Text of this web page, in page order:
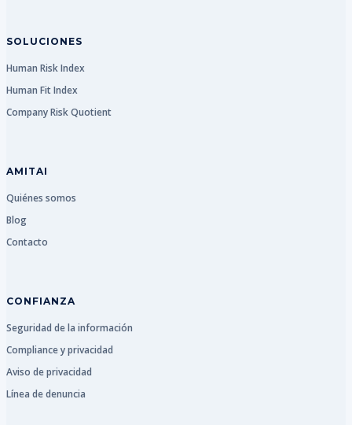
SOLUCIONES
Human Risk Index
Human Fit Index
Company Risk Quotient
AMITAI
Quiénes somos
Blog
Contacto
CONFIANZA
Seguridad de la información
Compliance y privacidad
Aviso de privacidad
Línea de denuncia